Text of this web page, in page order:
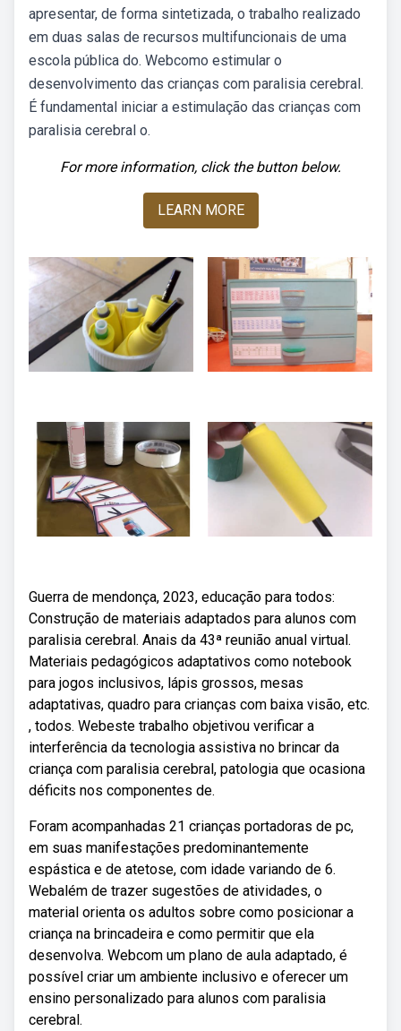
apresentar, de forma sintetizada, o trabalho realizado
em duas salas de recursos multifuncionais de uma
escola pública do. Webcomo estimular o
desenvolvimento das crianças com paralisia cerebral.
É fundamental iniciar a estimulação das crianças com
paralisia cerebral o.
For more information, click the button below.
LEARN MORE
Guerra de mendonça, 2023, educação para todos:
Construção de materiais adaptados para alunos com
paralisia cerebral. Anais da 43ª reunião anual virtual.
Materiais pedagógicos adaptativos como notebook
para jogos inclusivos, lápis grossos, mesas
adaptativas, quadro para crianças com baixa visão, etc.
, todos. Webeste trabalho objetivou verificar a
interferência da tecnologia assistiva no brincar da
criança com paralisia cerebral, patologia que ocasiona
déficits nos componentes de.
Foram acompanhadas 21 crianças portadoras de pc,
em suas manifestações predominantemente
espástica e de atetose, com idade variando de 6.
Webalém de trazer sugestões de atividades, o
material orienta os adultos sobre como posicionar a
criança na brincadeira e como permitir que ela
desenvolva. Webcom um plano de aula adaptado, é
possível criar um ambiente inclusivo e oferecer um
ensino personalizado para alunos com paralisia
cerebral.